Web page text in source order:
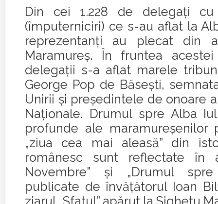
Din cei 1.228 de delegaţi cu
(împuterniciri) ce s-au aflat la
reprezentanţi au plecat din
Maramureş. În fruntea
delegaţii s-a aflat marele
George Pop de Băseşti,
Unirii şi preşedintele de onoare
Naţionale. Drumul spre Alba
profunde ale maramureşenilor
„ziua cea mai aleasă” din
românesc sunt reflectate în
Novembre” şi „Drumul
publicate de învăţătorul Ioan
ziarul „Sfatul” apărut la Sighetu